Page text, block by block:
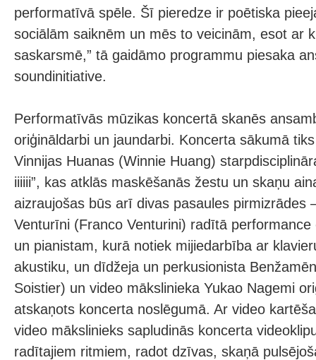
performatīvā spēle. Šī pieredze ir poētiska
sociālām saiknēm un mēs to veicinām, esot ar
saskarsmē,” tā gaidāmo programmu piesaka
soundinitiative.
Performatīvās mūzikas koncertā skanēs
oriģināldarbi un jaundarbi. Koncerta sākumā
Vinnijas Huanas (Winnie Huang)
iiiiii”, kas atklās maskēšanās žestu un skaņu
aizraujošas būs arī divas pasaules pirmizrādes
Venturīni (Franco Venturini) radītā
un pianistam, kurā notiek mijiedarbība ar
akustiku, un dīdžeja un perkusionista
Soistier) un video mākslinieka Yukao Nagemi
atskaņots koncerta noslēgumā. Ar video
video mākslinieks sapludinās koncerta
radītajiem ritmiem, radot dzīvas, skaņā